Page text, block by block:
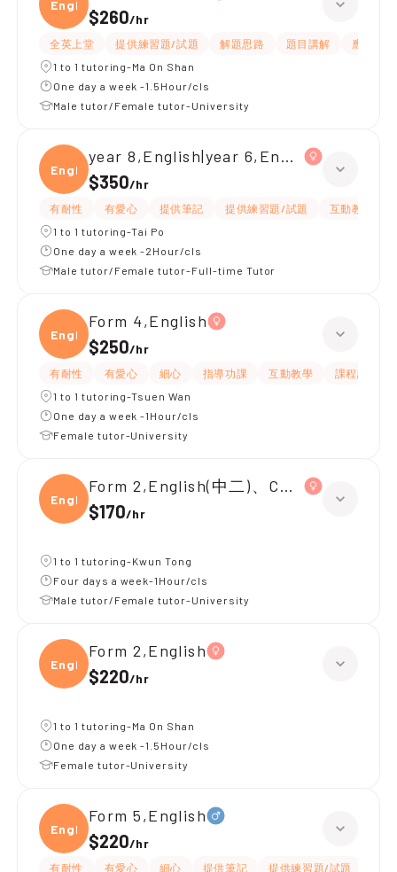
Engli
$260/hr
全英上堂 提供練習題/試題 解題思路 題目講解
應試策略
1 to 1 tutoring-Ma On Shan
One day a week -1.5Hour/cls
Male tutor/Female tutor-University
Engli
year 8,English|year 6,English
$350/hr
有耐性 有愛心 提供筆記 提供練習題/試題 互動教學
1 to 1 tutoring-Tai Po
One day a week -2Hour/cls
Male tutor/Female tutor-Full-time Tutor
Engli
Form 4,English
$250/hr
有耐性 有愛心 細心 指導功課 互動教學
課程設計
1 to 1 tutoring-Tsuen Wan
One day a week -1Hour/cls
Female tutor-University
Engli
Form 2,English(中二)、Chinese(中二)
$170/hr
1 to 1 tutoring-Kwun Tong
Four days a week-1Hour/cls
Male tutor/Female tutor-University
Engli
Form 2,English
$220/hr
1 to 1 tutoring-Ma On Shan
One day a week -1.5Hour/cls
Female tutor-University
Engli
Form 5,English
$220/hr
有耐性 有愛心 細心 提供筆記 提供練習題/試題